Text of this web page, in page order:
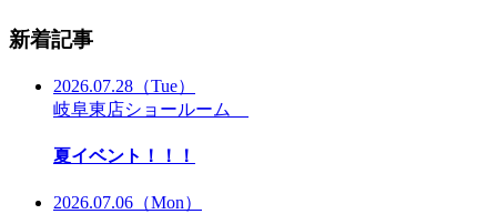
新着記事
2026.07.28 （Tue）
岐阜東店ショールーム
夏イベント！！！
2026.07.06 （Mon）